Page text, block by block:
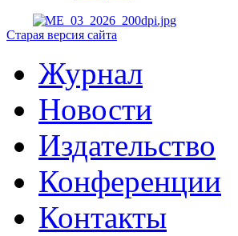
Старая версия сайта
Журнал
Новости
Издательство
Конференции
Контакты